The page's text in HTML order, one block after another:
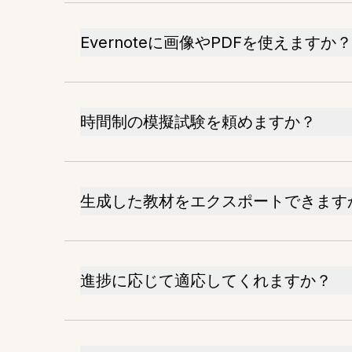
Evernoteに画像やPDFを使えますか？
時間制の模擬試験を頼めますか？
生成した教材をエクスポートできます
進捗に応じて適応してくれますか？